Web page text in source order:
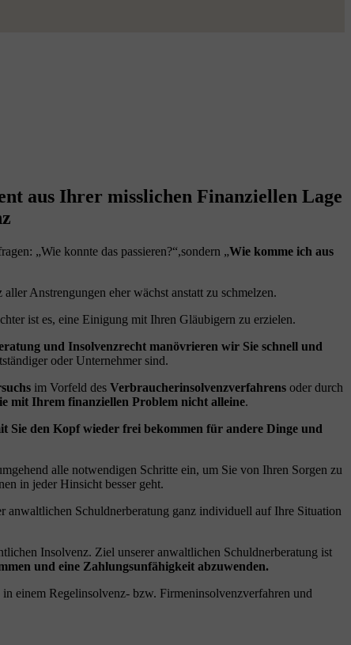
aus Ihrer misslichen Finanziellen Lage
„Wie konnte das passieren?“,sondern „Wie komme ich aus
Anstrengungen eher wächst anstatt zu schmelzen.
ist es, eine Einigung mit Ihren Gläubigern zu erzielen.
und Insolvenzrecht manövrieren wir Sie schnell und
oder Unternehmer sind.
im Vorfeld des Verbraucherinsolvenzverfahrens oder durch
mit Ihrem finanziellen Problem nicht alleine.
Sie den Kopf wieder frei bekommen für andere Dinge und
alle notwendigen Schritte ein, um Sie von Ihren Sorgen zu
in jeder Hinsicht besser geht.
anwaltlichen Schuldnerberatung ganz individuell auf Ihre Situation
Insolvenz. Ziel unserer anwaltlichen Schuldnerberatung ist
und eine Zahlungsunfähigkeit abzuwenden.
einem Regelinsolvenz- bzw. Firmeninsolvenzverfahren und